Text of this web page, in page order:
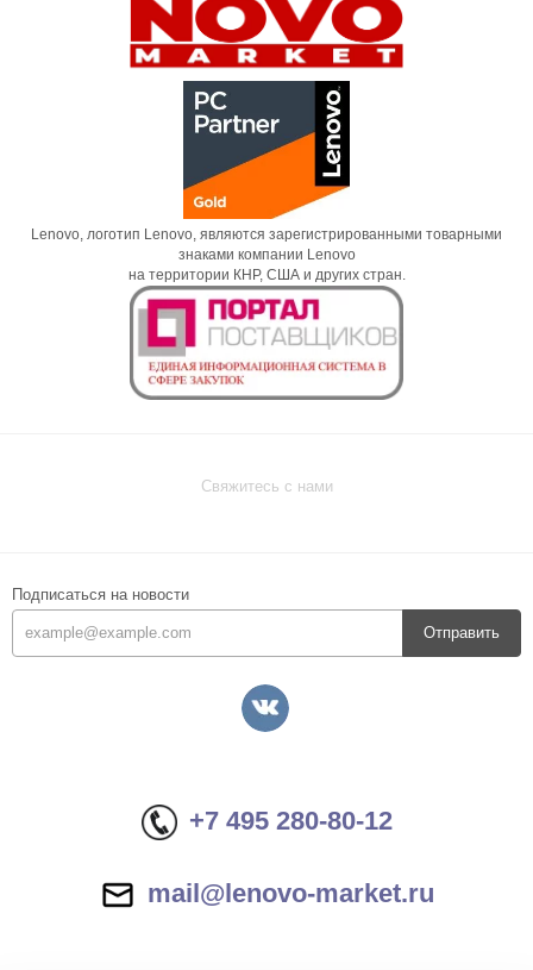
Lenovo, логотип Lenovo, являются зарегистрированными товарными
знаками компании Lenovo
на территории КНР, США и других стран.
Свяжитесь с нами
Подписаться на новости
Отправить
+7 495 280-80-12
mail@lenovo-market.ru